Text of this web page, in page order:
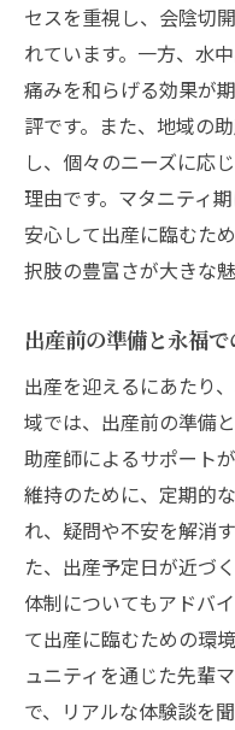
地域密着型出
永福の助産院
地域のコミュ
永福での産
マタニティを楽
違いを解説
永福で選べる
永福での医療
出産方法によ
永福での出産
家族と相談し
永福で選べる出
り充実させる
出産方法に
永福の文化と
永福での妊娠
出産計画と永
セスを重視し、会陰切
れています。一方、水
痛みを和らげる効果が
評です。また、地域の
し、個々のニーズに応
理由です。マタニティ
安心して出産に臨むた
択肢の豊富さが大きな
出産前の準備と永福
出産を迎えるにあたり
域では、出産前の準備
助産師によるサポート
維持のために、定期的
れ、疑問や不安を解消
た、出産予定日が近づ
体制についてもアドバ
て出産に臨むための環
ュニティを通じた先輩
で、リアルな体験談を